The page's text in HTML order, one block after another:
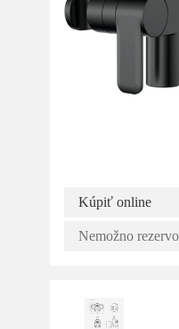
Kúpiť online
Nemožno